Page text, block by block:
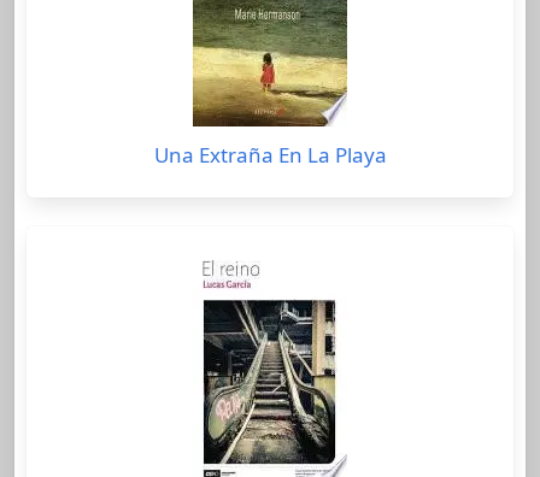
Una Extraña En La Playa